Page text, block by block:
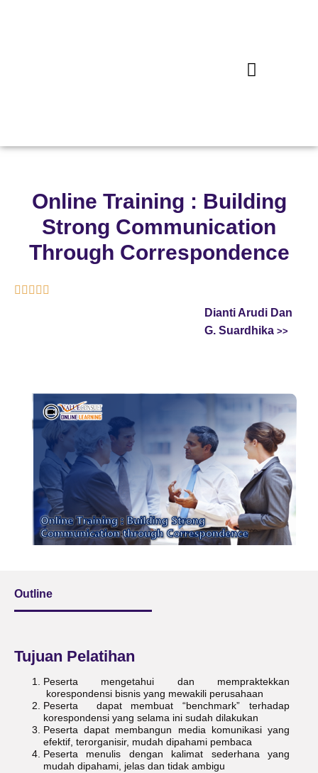
Online Training : Building
Strong Communication
Through Correspondence
    
Dianti Arudi Dan
G. Suardhika
Outline
Tujuan Pelatihan
Peserta mengetahui dan mempraktekkan
korespondensi bisnis yang mewakili perusahaan
Peserta dapat membuat “benchmark” terhadap
korespondensi yang selama ini sudah dilakukan
Peserta dapat membangun media komunikasi yang
efektif, terorganisir, mudah dipahami pembaca
Peserta menulis dengan kalimat sederhana yang
mudah dipahami, jelas dan tidak ambigu